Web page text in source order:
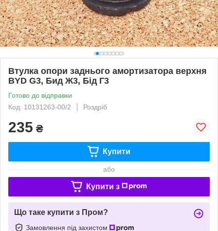
Втулка опори заднього амортизатора верхня
BYD G3, Бид Ж3, Бід Г3
Готово до відправки
Код: 10131263-00/2
Роздріб
235 ₴
Купити
або
Купити з
Що таке купити з Пром?
Замовлення під захистом